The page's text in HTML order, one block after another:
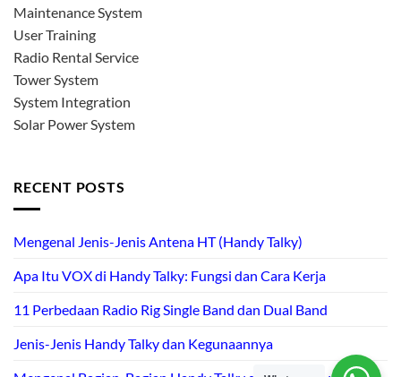
Maintenance System
User Training
Radio Rental Service
Tower System
System Integration
Solar Power System
RECENT POSTS
Mengenal Jenis-Jenis Antena HT (Handy Talky)
Apa Itu VOX di Handy Talky: Fungsi dan Cara Kerja
11 Perbedaan Radio Rig Single Band dan Dual Band
Jenis-Jenis Handy Talky dan Kegunaannya